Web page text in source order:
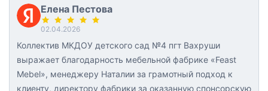
Елена Пестова
02.04.2026
Коллектив МКДОУ детского сад №4 пгт Вахруши
выражает благодарность мебельной фабрике «Feast
Mebel», менеджеру Наталии за грамотный подход к
клиенту, директору фабрики за оказанную спонсорскую